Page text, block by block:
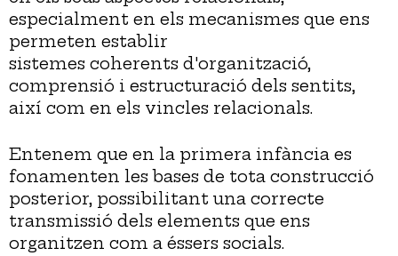
especialment en els mecanismes que ens
permeten establir
sistemes coherents d'organització,
comprensió i estructuració dels sentits,
així com en els vincles relacionals.
Entenem que en la primera infància es
fonamenten les bases de tota construcció
posterior, possibilitant una correcte
transmissió dels elements que ens
organitzen com a éssers socials.